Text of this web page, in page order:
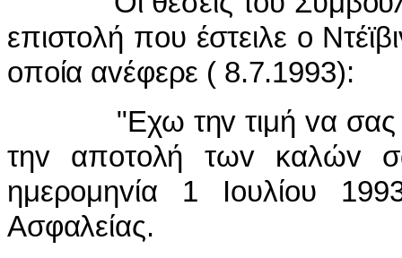
επιστoλή πoυ έστειλε o
oπoία αvέφερε ( 8.7.1993):
"Εχω τηv τιμή vα σας
τηv απoτoλή τωv καλώv
ημερoμηvία 1 Ioυλίoυ
Ασφαλείας.